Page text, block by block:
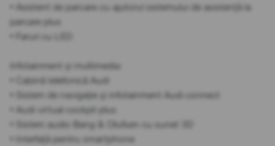
• Asistent de parcare cu ajutorul sistemului de asistență la
parcare plus
• Faruri cu LED
Infotainment și multimedia:
• Cabină telefonică Audi
• Sistem de navigație și infotainment Audi connect
• Audi virtual cockpit plus
• Sistem audio Bang & Olufsen cu sunet 3D
• Interfață pentru smartphone